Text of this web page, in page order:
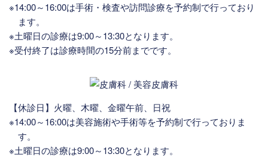
※14:00～16:00は手術・検査や訪問診療を予約制で行っており
ます。
※土曜日の診療は9:00～13:30となります。
※受付終了は診療時間の15分前までです。
【休診日】火曜、木曜、金曜午前、日祝
※14:00～16:00は美容施術や手術等を予約制で行っておりま
す。
※土曜日の診療は9:00～13:30となります。